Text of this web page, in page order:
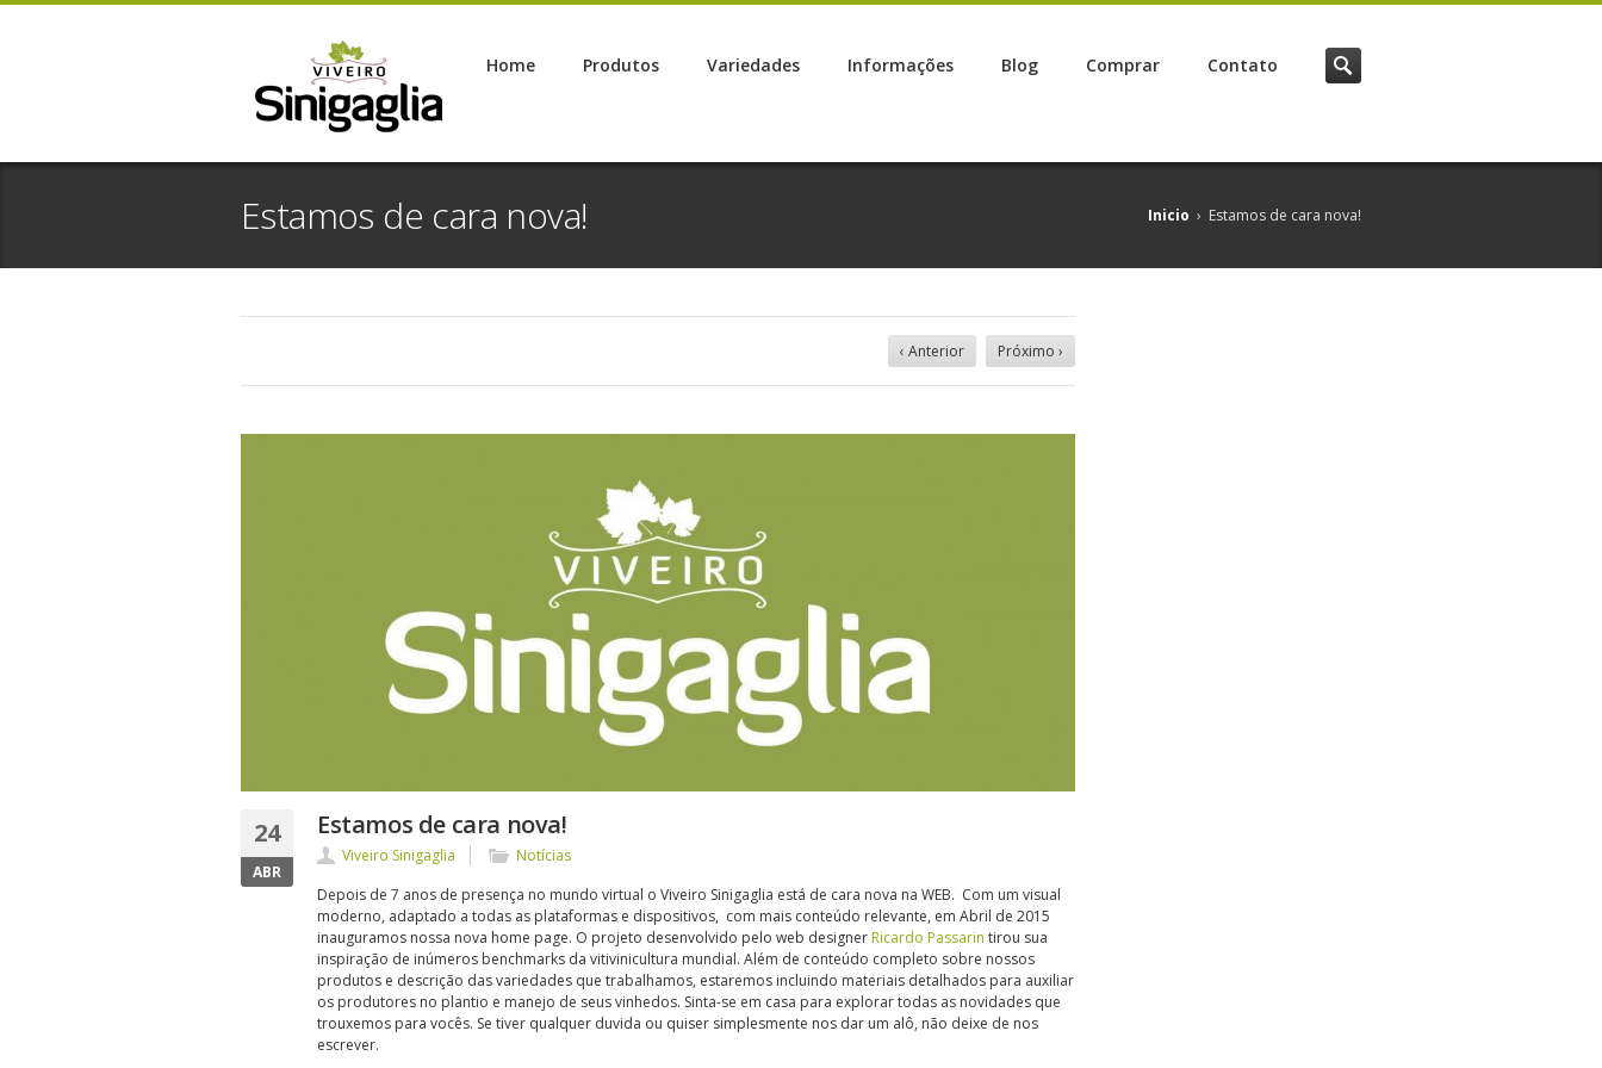
Home Produtos Variedades Informações Blog Comprar Contato
Estamos de cara nova! Inicio › Estamos de cara nova!
‹ Anterior Próximo ›
24
ABR
Estamos de cara nova!
Viveiro Sinigaglia
Notícias
Depois de 7 anos de presença no mundo virtual o Viveiro Sinigaglia está de cara nova na WEB. Com um visual
moderno, adaptado a todas as plataformas e dispositivos, com mais conteúdo relevante, em Abril de 2015
inauguramos nossa nova home page. O projeto desenvolvido pelo web designer Ricardo Passarin tirou sua
inspiração de inúmeros benchmarks da vitivinicultura mundial. Além de conteúdo completo sobre nossos
produtos e descrição das variedades que trabalhamos, estaremos incluindo materiais detalhados para auxiliar
os produtores no plantio e manejo de seus vinhedos. Sinta-se em casa para explorar todas as novidades que
trouxemos para vocês. Se tiver qualquer duvida ou quiser simplesmente nos dar um alô, não deixe de nos
escrever.